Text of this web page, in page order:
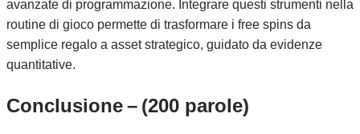
avanzate di programmazione. Integrare questi strumenti nella
routine di gioco permette di trasformare i free spins da
semplice regalo a asset strategico, guidato da evidenze
quantitative.
Conclusione – (200 parole)